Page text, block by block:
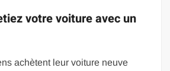
votre voiture avec un
achètent leur voiture neuve